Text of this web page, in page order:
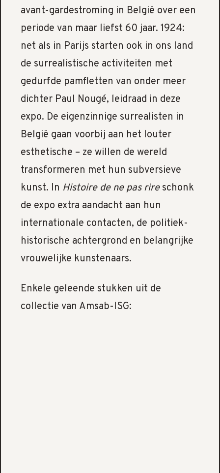
avant-gardestroming in België over een
periode van maar liefst 60 jaar. 1924:
net als in Parijs starten ook in ons land
de surrealistische activiteiten met
gedurfde pamfletten van onder meer
dichter Paul Nougé, leidraad in deze
expo. De eigenzinnige surrealisten in
België gaan voorbij aan het louter
esthetische – ze willen de wereld
transformeren met hun subversieve
kunst. In Histoire de ne pas rireschonk
de expo extra aandacht aan hun
internationale contacten, de politiek-
historische achtergrond en belangrijke
vrouwelijke kunstenaars.
Enkele geleende stukken uit de
collectie van Amsab-ISG: